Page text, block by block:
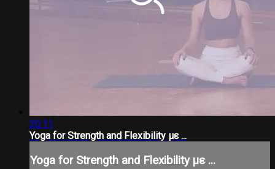
30:11
Yoga for Strength and Flexibility με ...
Yoga for Strength and Flexibility με ...